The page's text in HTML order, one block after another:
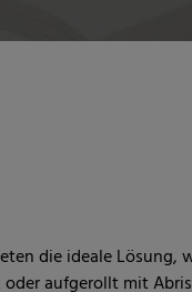
die ideale
aufgerollt mit